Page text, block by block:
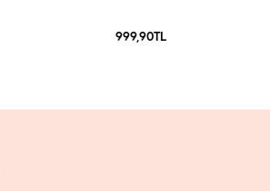
999,90TL